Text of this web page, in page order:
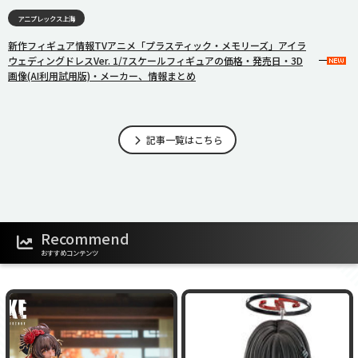
アニプレックス上海
新作フィギュア情報TVアニメ「プラスティック・メモリーズ」アイラ
ウェディングドレスVer. 1/7スケールフィギュアの価格・発売日・3D
画像(AI利用試用版)・メーカー、情報まとめ
記事一覧はこちら
Recommend
おすすめコンテンツ